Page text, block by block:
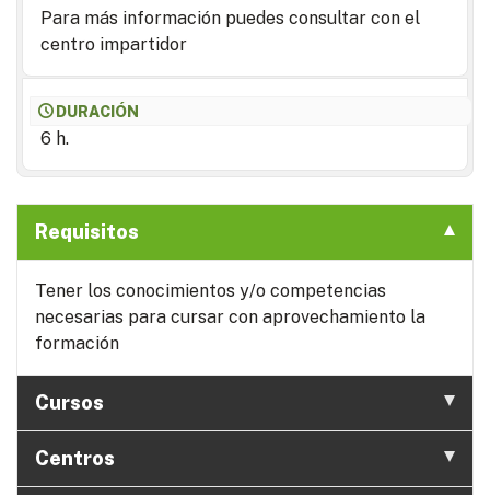
Para más información puedes consultar con el
centro impartidor
DURACIÓN
6 h.
Requisitos
Tener los conocimientos y/o competencias
necesarias para cursar con aprovechamiento la
formación
Cursos
Centros